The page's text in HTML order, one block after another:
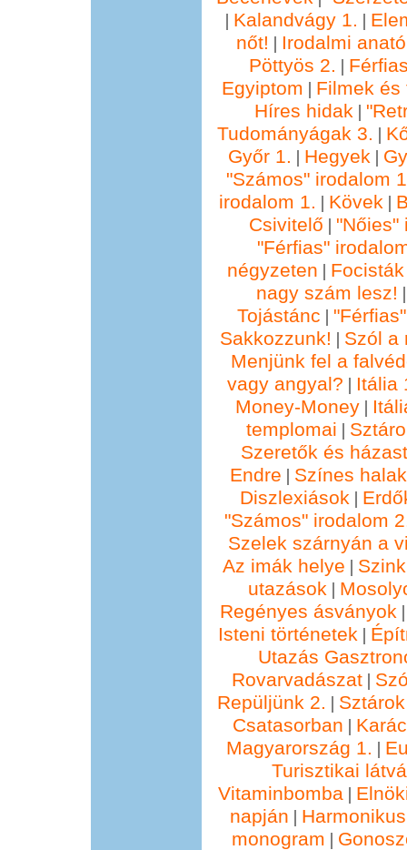
| Kalandvágy 1. |
nőt! | Irodalmi
Pöttyös 2. |
Egyiptom | Filmek és
Híres hidak |
Tudományágak 3. |
Győr 1. | Hegyek |
"Számos" irodalom
irodalom 1. | Kövek |
Csivitelő | "Nőies"
"Férfias"
négyzeten | Focisták
nagy szám lesz!
Tojástánc |
Sakkozzunk! | Szól a
Menjünk fel a
vagy angyal? | Itália
Money-Money |
templomai |
Szeretők és
Endre | Színes
Diszlexiások |
"Számos" irodalom
Szelek szárnyán a
Az imák helye |
utazások |
Regényes ásványok
Isteni történetek |
Utazás
Rovarvadászat|
Repüljünk 2. |
Csatasorban |
Magyarország 1. |
Turisztikai
Vitaminbomba|
napján |
monogram |